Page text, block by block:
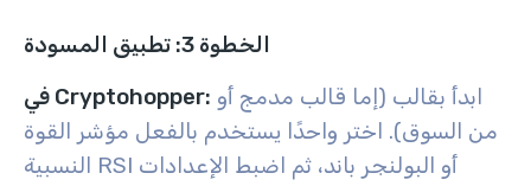
الخطوة 3: تطبيق المسودة
في Cryptohopper:
من السوق). اختر واحدًا يستخدم بالفعل مؤشر القوة
النسبية RSI أو البولنجر باند، ثم اضبط الإعدادات